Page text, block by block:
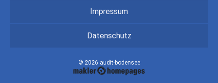
Impressum
Datenschutz
© 2026 audit-bodensee